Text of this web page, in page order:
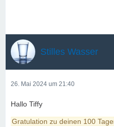
Stilles Wasser
26. Mai 2024 um 21:40
Hallo Tiffy
Gratulation zu deinen 100